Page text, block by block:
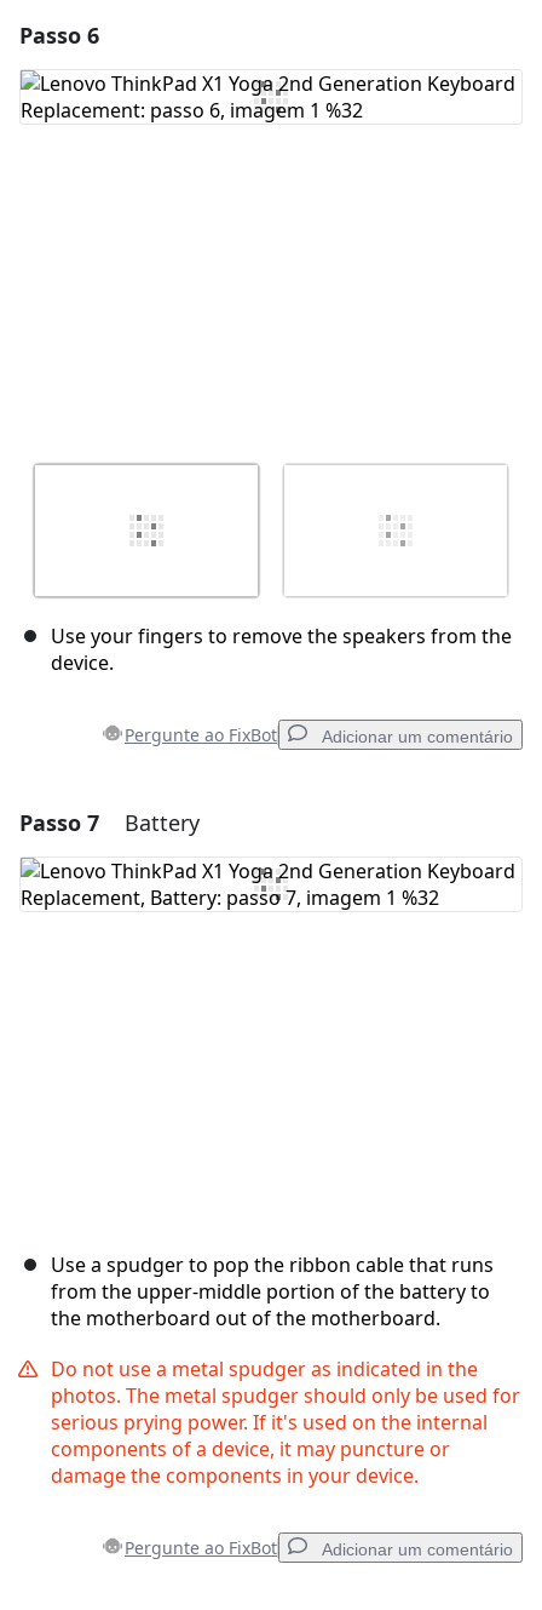
Comentar
Passo 6
Use your fingers to remove the speakers from the
device.
Pergunte ao FixBot Adicionar um comentário
Adicionar um comentário
Comentar
Passo 7 Battery
Use a spudger to pop the ribbon cable that runs
from the upper-middle portion of the battery to
the motherboard out of the motherboard.
Do not use a metal spudger as indicated in the
photos. The metal spudger should only be used for
serious prying power. If it's used on the internal
components of a device, it may puncture or
damage the components in your device.
Pergunte ao FixBot Adicionar um comentário